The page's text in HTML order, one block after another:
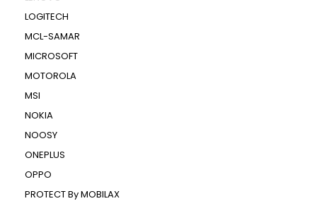
LOGITECH
MCL-SAMAR
MICROSOFT
MOTOROLA
MSI
NOKIA
NOOSY
ONEPLUS
OPPO
PROTECT By MOBILAX